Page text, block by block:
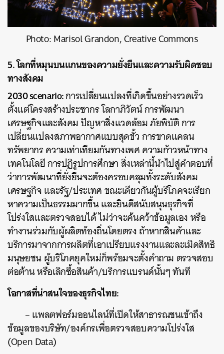
Photo: Marisol Grandon, Creative Commons
5. โลกที่หมุนบนแกนของความยั่งยืนและความรับผิดชอบ
ทางสังคม
2030 scenario:การเปลี่ยนแปลงที่เกิดขึ้นอย่างรวดเร็ว
ตั้งแต่โครงสร้างประชากร โลกาภิวัตน์ การพัฒนา
เศรษฐกิจและสังคม ปัญหาสิ่งแวดล้อม ภัยพิบัติ การ
เปลี่ยนแปลงสภาพอากาศแบบสุดขั้ว การขาดแคลน
ทรัพยากร ความเท่าเทียมกันทางเพศ ความก้าวหน้าทาง
เทคโนโลยี การปฏิรูปการศึกษา สิ่งเหล่านี้นำไปสู่คำตอบที่
ว่าการพัฒนาที่ยั่งยืนจะต้องครอบคลุมทั้งระดับสังคม
เศรษฐกิจ และรัฐ/ประเทศ ขณะเดียวกันผู้บริโภคจะเรียก
หาความเป็นธรรมมากขึ้น และยินดีสนับสนุนธุรกิจที่
โปร่งใสและตรวจสอบได้ ไม่ว่าจะค้นคว้าข้อมูลเอง หรือ
ทำงานร่วมกับผู้ผลิตท้องถิ่นโดยตรง ถ้าหากสินค้าและ
บริการมาจากการผลิตที่เอาเปรียบแรงงานและละเมิดสิทธิ
มนุษยชน ผู้บริโภคยุคใหม่ก็พร้อมจะตั้งคำถาม ตรวจสอบ
ต่อต้าน หรือเลิกซื้อสินค้า/บริการแบรนด์นั้นๆ ทันที
โอกาสที่น่าสนใจของธุรกิจไทย:
– แพลตฟอร์มออนไลน์ที่เปิดให้สาธารณชนเข้าถึง
ข้อมูลของบริษัท/องค์กรเพื่อตรวจสอบความโปร่งใส
(Open Data)